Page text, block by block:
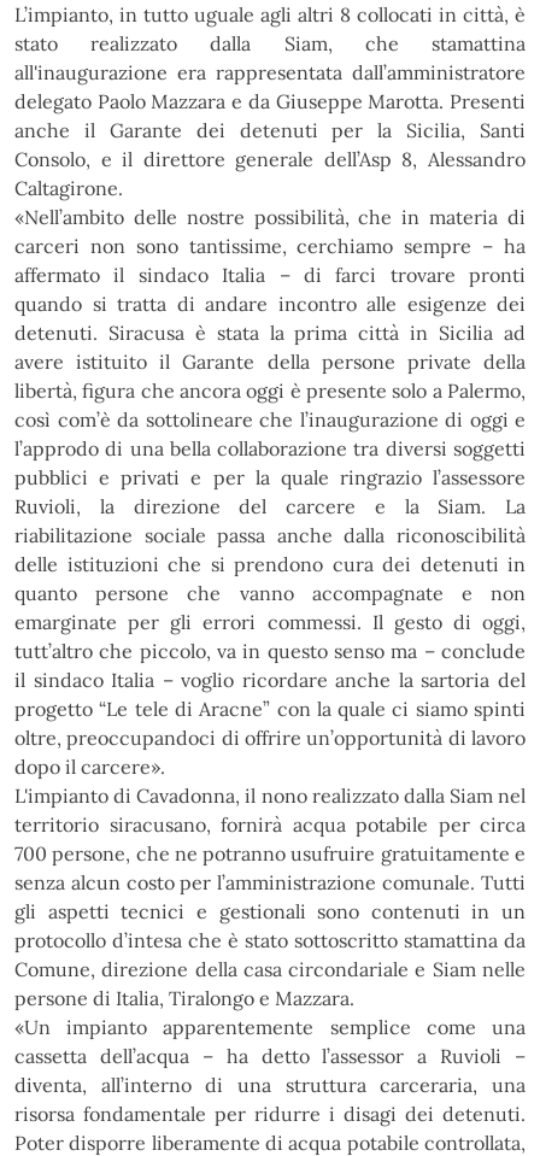
L’impianto, in tutto uguale agli altri 8 collocati in città, è
stato realizzato dalla Siam, che stamattina
all'inaugurazione era rappresentata dall’amministratore
delegato Paolo Mazzara e da Giuseppe Marotta. Presenti
anche il Garante dei detenuti per la Sicilia, Santi
Consolo, e il direttore generale dell’Asp 8, Alessandro
Caltagirone.
«Nell’ambito delle nostre possibilità, che in materia di
carceri non sono tantissime, cerchiamo sempre – ha
affermato il sindaco Italia – di farci trovare pronti
quando si tratta di andare incontro alle esigenze dei
detenuti. Siracusa è stata la prima città in Sicilia ad
avere istituito il Garante della persone private della
libertà, figura che ancora oggi è presente solo a Palermo,
così com’è da sottolineare che l’inaugurazione di oggi e
l’approdo di una bella collaborazione tra diversi soggetti
pubblici e privati e per la quale ringrazio l’assessore
Ruvioli, la direzione del carcere e la Siam. La
riabilitazione sociale passa anche dalla riconoscibilità
delle istituzioni che si prendono cura dei detenuti in
quanto persone che vanno accompagnate e non
emarginate per gli errori commessi. Il gesto di oggi,
tutt’altro che piccolo, va in questo senso ma – conclude
il sindaco Italia – voglio ricordare anche la sartoria del
progetto “Le tele di Aracne” con la quale ci siamo spinti
oltre, preoccupandoci di offrire un’opportunità di lavoro
dopo il carcere».
L'impianto di Cavadonna, il nono realizzato dalla Siam nel
territorio siracusano, fornirà acqua potabile per circa
700 persone, che ne potranno usufruire gratuitamente e
senza alcun costo per l’amministrazione comunale. Tutti
gli aspetti tecnici e gestionali sono contenuti in un
protocollo d’intesa che è stato sottoscritto stamattina da
Comune, direzione della casa circondariale e Siam nelle
persone di Italia, Tiralongo e Mazzara.
«Un impianto apparentemente semplice come una
cassetta dell’acqua – ha detto l’assessor a Ruvioli –
diventa, all’interno di una struttura carceraria, una
risorsa fondamentale per ridurre i disagi dei detenuti.
Poter disporre liberamente di acqua potabile controllata,